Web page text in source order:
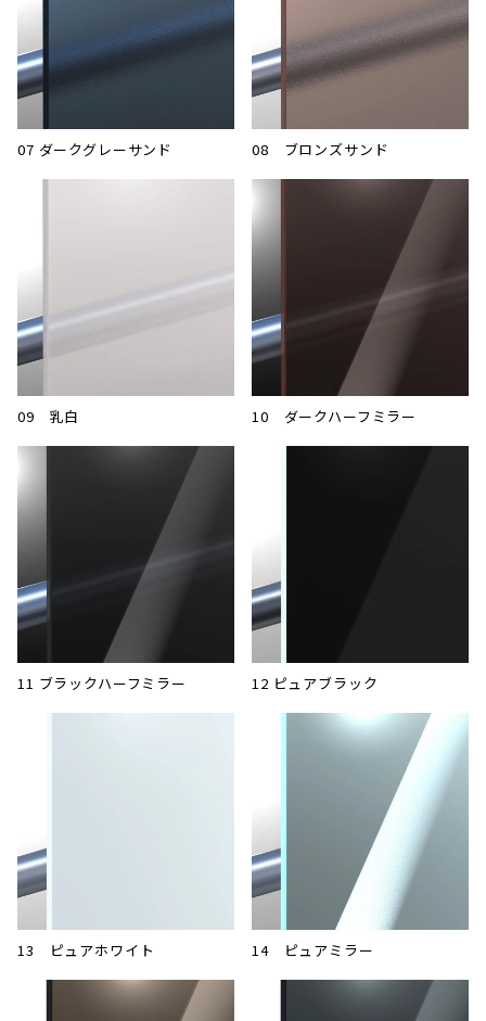
07 ダークグレーサンド 08 ブロンズサンド
09 乳白 10 ダークハーフミラー
11 ブラックハーフミラー 12 ピュアブラック
13 ピュアホワイト 14 ピュアミラー